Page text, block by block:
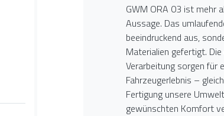
GWM ORA 03 ist mehr
Aussage. Das
beeindruckend aus,
Materialien gefertigt.
Verarbeitung sorgen für
Fahrzeugerlebnis –
Fertigung unsere
gewünschten Komfort